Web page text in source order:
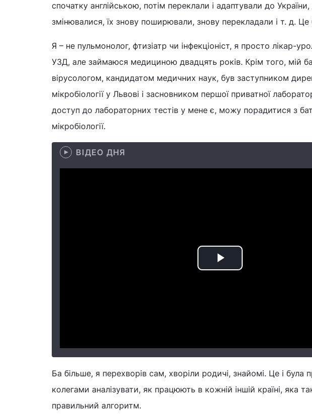
спочатку англійською, потім переклали і адаптували до
змінювалися, їх знову поширювали, знову перекладали і т. д. Це
Я – не пульмонолог, фтизіатр чи інфекціоніст, я просто лікар-
УЗД, але займаюся медициною двадцять років. Крім того, мій
вірусологом, кандидатом медичних наук, був заступником
мікробіології у Львові і засновником першої приватної
доступ до лабораторних тестів у мене є, можу порадитися з
мікробіології.
ВІДЕО ДНЯ
Play
Ба більше, я перехворів сам, хворіли родичі, знайомі. Це і була
колегами аналізувати, як працюють в кожній іншій країні, яка
правильний алгоритм.